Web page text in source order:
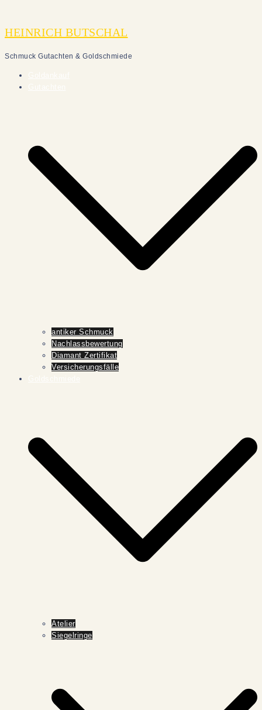
springen
HEINRICH BUTSCHAL
Schmuck Gutachten & Goldschmiede
antiker Schmuck
Nachlassbewertung
Diamant Zertifikat
Versicherungsfälle
Atelier
Siegelringe